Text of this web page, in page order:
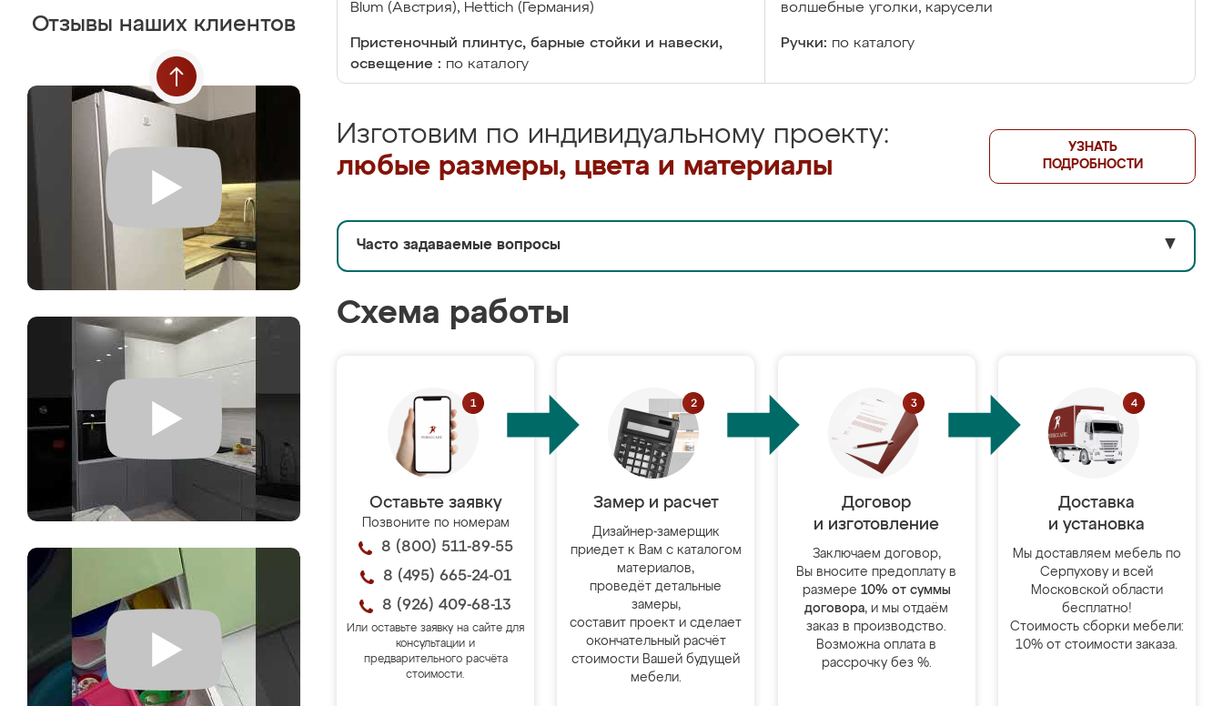
Отзывы наших клиентов
Blum (Австрия), Hettich (Германия)
волшебные уголки, карусели
Пристеночный плинтус, барные стойки и навески,
освещение : по каталогу
Ручки: по каталогу
Изготовим по индивидуальному проекту:
любые размеры, цвета и материалы
УЗНАТЬ
ПОДРОБНОСТИ
Часто задаваемые вопросы ▼
Схема работы
Оставьте заявку
Позвоните по номерам
8 (800) 511-89-55
8 (495) 665-24-01
8 (926) 409-68-13
Или оставьте заявку на сайте для
консультации и
предварительного расчёта
стоимости.
Замер и расчет
Дизайнер-замерщик
приедет к Вам с каталогом
материалов,
проведёт детальные
замеры,
составит проект и сделает
окончательный расчёт
стоимости Вашей будущей
мебели.
Договор
и изготовление
Заключаем договор,
Вы вносите предоплату в
размере 10% от суммы
договора, и мы отдаём
заказ в производство.
Возможна оплата в
рассрочку без %.
Доставка
и установка
Мы доставляем мебель по
Серпухову и всей
Московской области
бесплатно!
Стоимость сборки мебели:
10% от стоимости заказа.